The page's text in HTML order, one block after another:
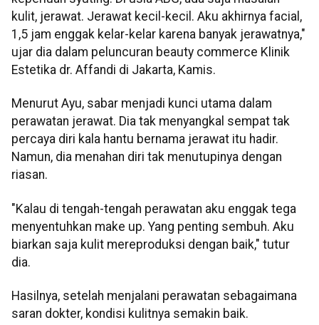
kulit, jerawat. Jerawat kecil-kecil. Aku akhirnya facial,
1,5 jam enggak kelar-kelar karena banyak jerawatnya,"
ujar dia dalam peluncuran beauty commerce Klinik
Estetika dr. Affandi di Jakarta, Kamis.
Menurut Ayu, sabar menjadi kunci utama dalam
perawatan jerawat. Dia tak menyangkal sempat tak
percaya diri kala hantu bernama jerawat itu hadir.
Namun, dia menahan diri tak menutupinya dengan
riasan.
"Kalau di tengah-tengah perawatan aku enggak tega
menyentuhkan make up. Yang penting sembuh. Aku
biarkan saja kulit mereproduksi dengan baik," tutur
dia.
Hasilnya, setelah menjalani perawatan sebagaimana
saran dokter, kondisi kulitnya semakin baik.